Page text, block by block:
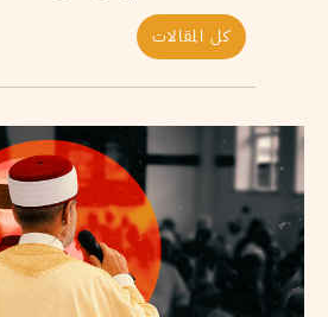
كل المقالات